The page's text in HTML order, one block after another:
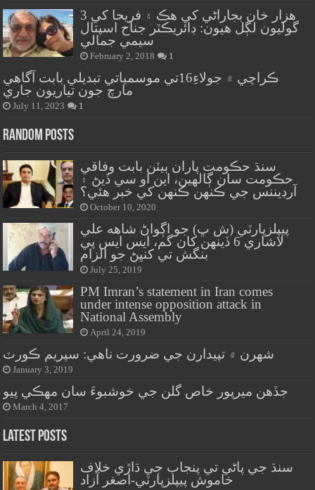
هزار خان بجاراڻي کي هڪ ۽ فريحا کي 3
گوليون لڳل هيون: ڊائريڪٽر جناح اسپتال
سيمي جمالي
February 2, 2018 1
ڪراچي ۾ جولاءِ16تي موسمياتي تبديلي بابت آگاهي
مارچ جون تياريون جاري
July 11, 2023 1
Random Posts
سنڌ حڪومت پاران ٻيٽن بابت وفاقي
حڪومت سان ڳالهين، اين او سي ڏيڻ ۽
آرڊيننس جي ڪنهن ڪنهن کي خبر هئي؟
October 10, 2020
پيپلزپارٽي (ش ڀ) جو اڳواڻ شاهه علي
لاشاري 6 ڏينهن کان گم، ايس ايس پي
بنگش تي کنڀڻ جو الزام
July 25, 2019
PM Imran’s statement in Iran comes
under intense opposition attack in
National Assembly
April 24, 2019
شهرن ۾ تپيدارن جي ضرورت ناهي: سپريم ڪورٽ
January 3, 2019
جڏهن ميرپور خاص گلن جي خوشبوءَ سان مهڪي پيو
March 4, 2017
Latest Posts
سنڌ جي پاڻي تي پنجاب جي ڌاڙي خلاف
خاموش پيپلزپارٽي-اصغر آزاد